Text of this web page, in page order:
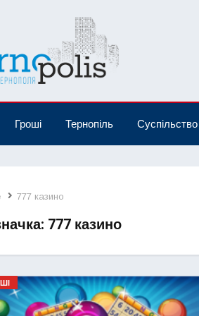
Гроші Тернопіль Суспільство
777 казино
777 казино